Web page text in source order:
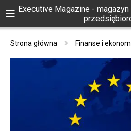
Executive Magazine -
Strona główna Finanse i